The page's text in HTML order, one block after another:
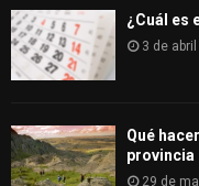
¿Cuál es
3 de
Qué
provincia
29 de